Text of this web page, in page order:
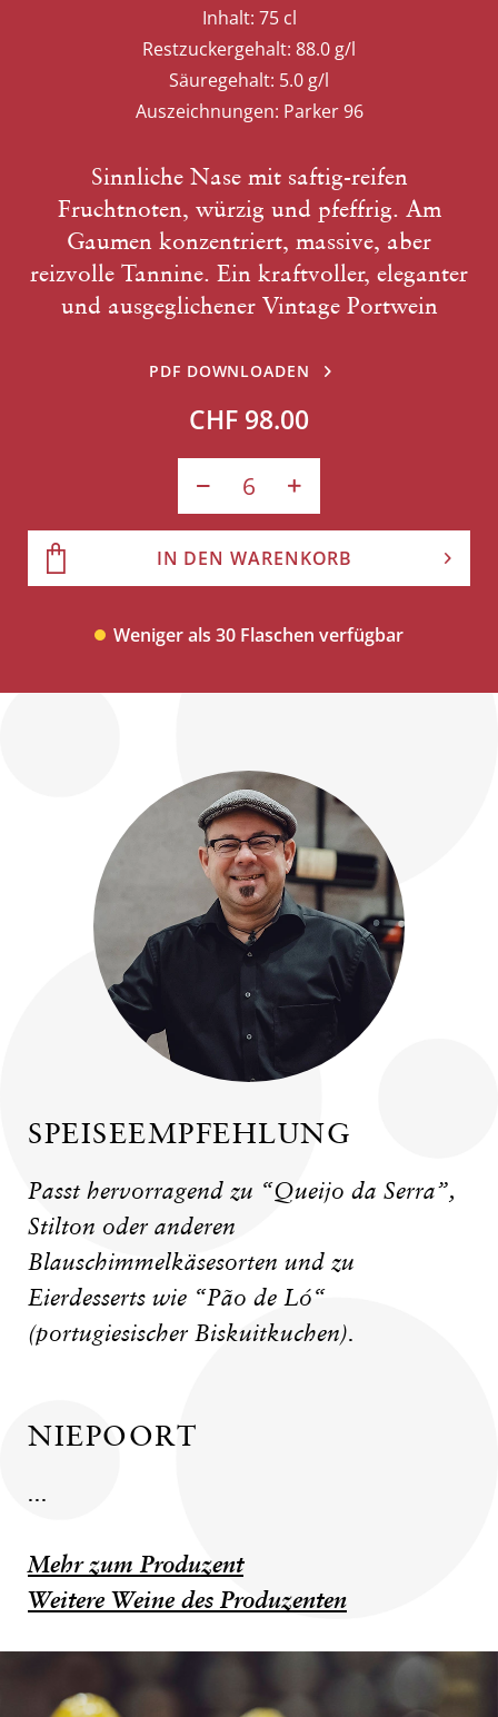
Inhalt: 75 cl
Restzuckergehalt: 88.0 g/l
Säuregehalt: 5.0 g/l
Auszeichnungen: Parker 96
Sinnliche Nase mit saftig-reifen
Fruchtnoten, würzig und pfeffrig. Am
Gaumen konzentriert, massive, aber
reizvolle Tannine. Ein kraftvoller, eleganter
und ausgeglichener Vintage Portwein
PDF DOWNLOADEN
CHF 98.00
IN DEN WARENKORB
Weniger als 30 Flaschen verfügbar
SPEISEEMPFEHLUNG
Passt hervorragend zu “Queijo da Serra”,
Stilton oder anderen
Blauschimmelkäsesorten und zu
Eierdesserts wie “Pão de Ló“
(portugiesischer Biskuitkuchen).
NIEPOORT
...
Mehr zum Produzent
Weitere Weine des Produzenten